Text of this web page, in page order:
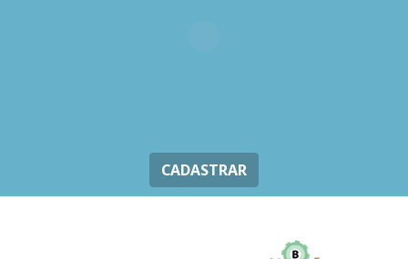
CADASTRAR